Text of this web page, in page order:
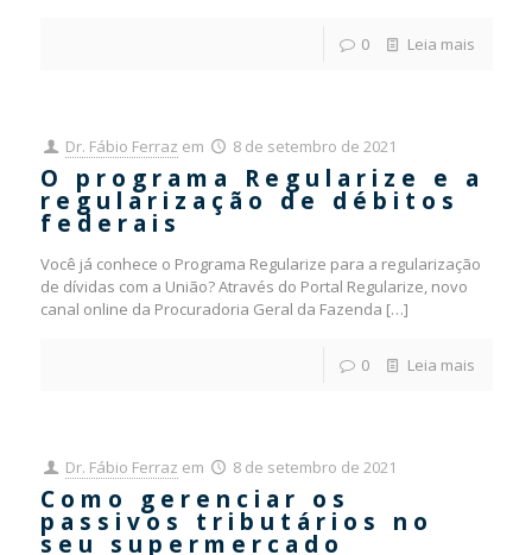
0 Leia mais
Dr. Fábio Ferraz em 8 de setembro de 2021
O programa Regularize e a
regularização de débitos
federais
Você já conhece o Programa Regularize para a regularização
de dívidas com a União? Através do Portal Regularize, novo
canal online da Procuradoria Geral da Fazenda […]
0 Leia mais
Dr. Fábio Ferraz em 8 de setembro de 2021
Como gerenciar os
passivos tributários no
seu supermercado